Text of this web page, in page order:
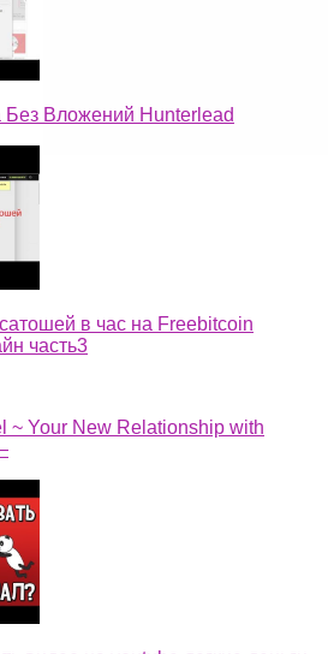
Без Вложений Hunterlead
в час на Freebitcoin
часть3
~ Your New Relationship with